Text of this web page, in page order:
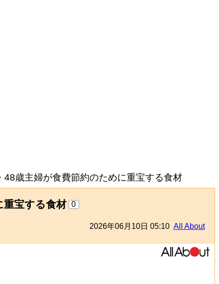
歳主婦が食費節約のために重宝する食材
重宝する食材 0
2026年06月10日 05:10 All About